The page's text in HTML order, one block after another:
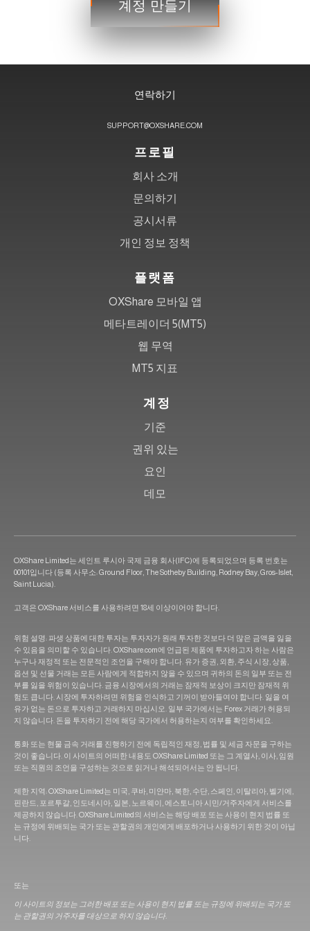
3단계거래
계정 만들기
연락하기
SUPPORT@OXSHARE.COM
프로필
회사 소개
문의하기
공시서류
개인 정보 정책
플랫폼
OXShare 모바일 앱
메타트레이더 5(MT5)
웹 무역
MT5 지표
계정
기준
권위 있는
요인
데모
OXShare Limited는 세인트 루시아 국제 금융 회사(IFC)에 등록되었으며 등록 번호는
00101입니다 (등록 사무소: Ground Floor, The Sotheby Building, Rodney Bay, Gros-Islet,
Saint Lucia).
고객은 OXShare 서비스를 사용하려면 18세 이상이어야 합니다.
위험 설명: 파생 상품에 대한 투자는 투자자가 원래 투자한 것보다 더 많은 금액을 잃을
수 있음을 의미할 수 있습니다. OXShare.com에 언급된 제품에 투자하고자 하는 사람은
누구나 재정적 또는 전문적인 조언을 구해야 합니다. 유가 증권, 외환, 주식 시장, 상품,
옵션 및 선물 거래는 모든 사람에게 적합하지 않을 수 있으며 귀하의 돈의 일부 또는 전
부를 잃을 위험이 있습니다. 금융 시장에서의 거래는 잠재적 보상이 크지만 잠재적 위
험도 큽니다. 시장에 투자하려면 위험을 인식하고 기꺼이 받아들여야 합니다. 잃을 여
유가 없는 돈으로 투자하고 거래하지 마십시오. 일부 국가에서는 Forex 거래가 허용되
지 않습니다. 돈을 투자하기 전에 해당 국가에서 허용하는지 여부를 확인하세요.
통화 또는 현물 금속 거래를 진행하기 전에 독립적인 재정, 법률 및 세금 자문을 구하는
것이 좋습니다. 이 사이트의 어떠한 내용도 OXShare Limited 또는 그 계열사, 이사, 임원
또는 직원의 조언을 구성하는 것으로 읽거나 해석되어서는 안 됩니다.
제한 지역: OXShare Limited는 미국, 쿠바, 미얀마, 북한, 수단, 스페인, 이탈리아, 벨기에,
핀란드, 포르투갈, 인도네시아, 일본, 노르웨이, 에스토니아 시민/거주자에게 서비스를
제공하지 않습니다. OXShare Limited의 서비스는 해당 배포 또는 사용이 현지 법률 또
는 규정에 위배되는 국가 또는 관할권의 개인에게 배포하거나 사용하기 위한 것이 아닙
니다.
또는
이 사이트의 정보는 그러한 배포 또는 사용이 현지 법률 또는 규정에 위배되는 국가 또
는 관할권의 거주자를 대상으로 하지 않습니다.